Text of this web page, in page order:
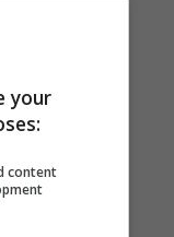
un
your
content